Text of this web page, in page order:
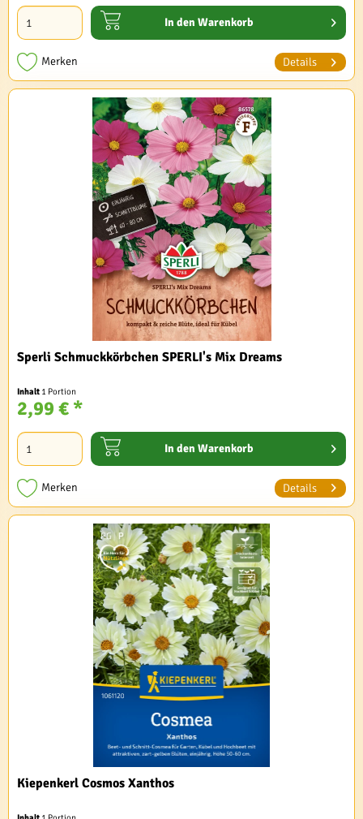
In den Warenkorb
Merken Details
Sperli Schmuckkörbchen SPERLI's Mix Dreams
Inhalt 1 Portion
2,99 € *
In den Warenkorb
Merken Details
Kiepenkerl Cosmos Xanthos